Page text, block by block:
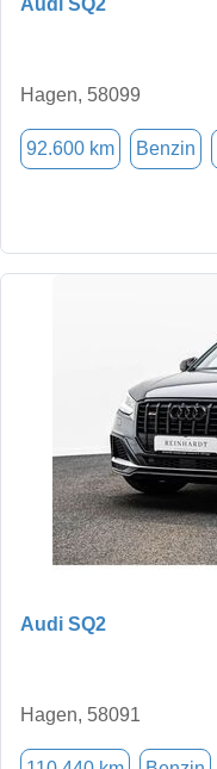
Hagen, 58099
92.600 km Benzin
Audi SQ2
Hagen, 58091